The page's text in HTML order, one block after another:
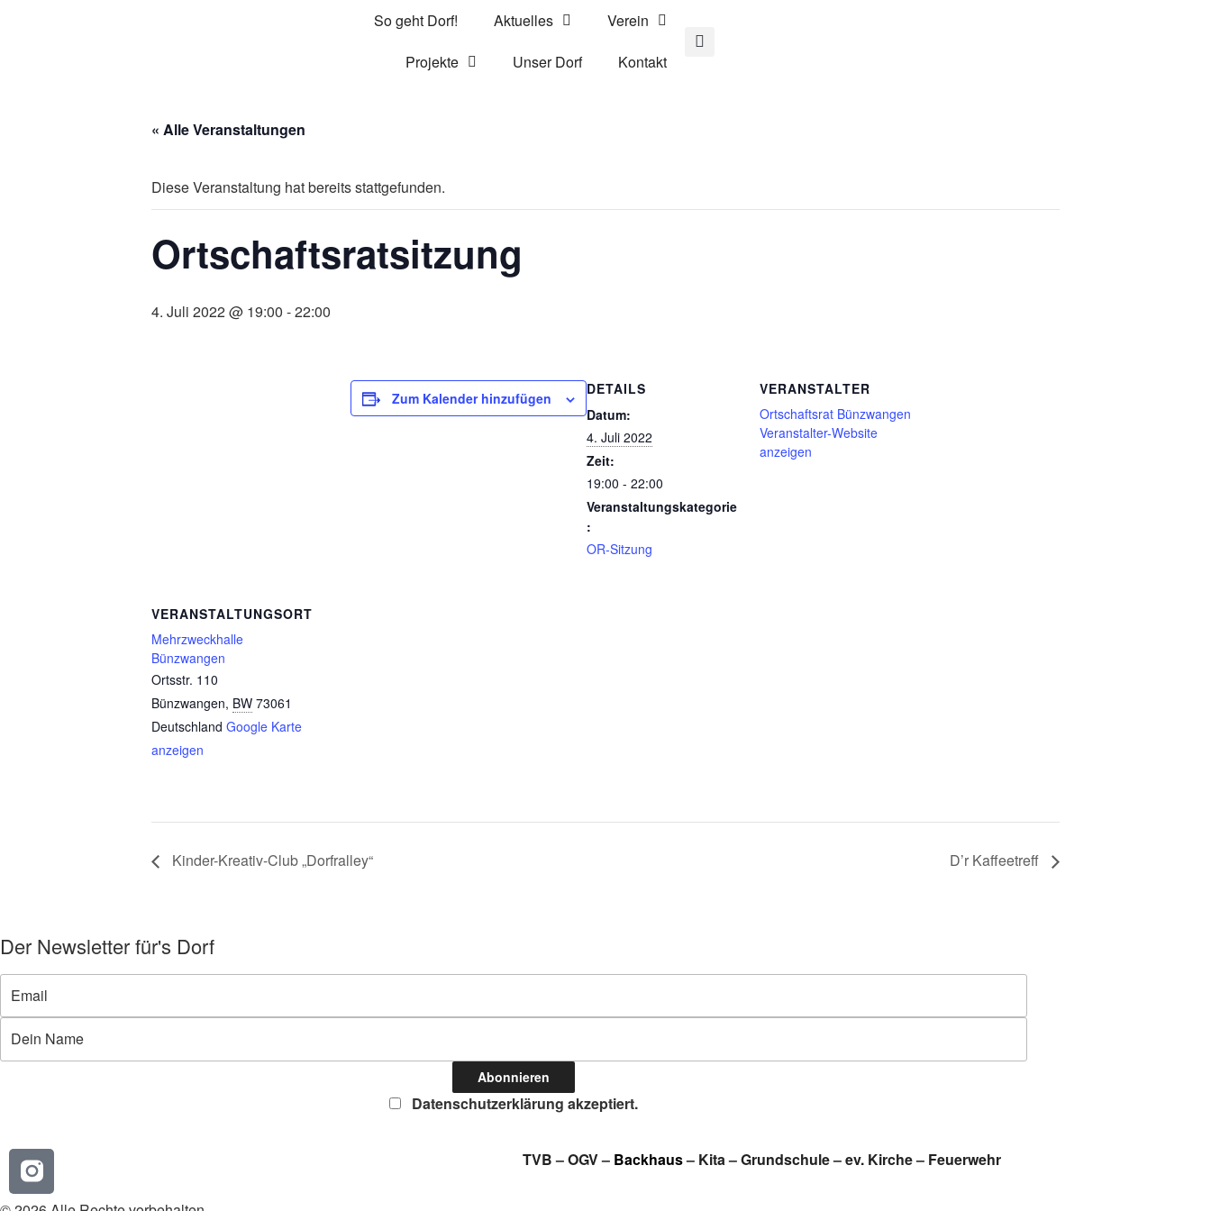
So geht Dorf! Aktuelles
Verein
Projekte
Unser Dorf Kontakt
« Alle Veranstaltungen
Diese Veranstaltung hat bereits stattgefunden.
Ortschaftsratsitzung
4. Juli 2022 @ 19:00 -22:00
Zum Kalender hinzufügen
DETAILS
Datum:
4. Juli 2022
Zeit:
19:00 - 22:00
Veranstaltungskategorie
:
OR-Sitzung
VERANSTALTER
Ortschaftsrat Bünzwangen
Veranstalter-Website
anzeigen
VERANSTALTUNGSORT
Mehrzweckhalle
Bünzwangen
Ortsstr. 110
Bünzwangen, BW 73061
Deutschland Google Karte
anzeigen
Kinder-Kreativ-Club „Dorfralley“ D’r Kaffeetreff
Der Newsletter für's Dorf
Datenschutzerklärung akzeptiert.
TVB–OGV– Backhaus– Kita–Grundschule–ev. Kirche– Feuerwehr